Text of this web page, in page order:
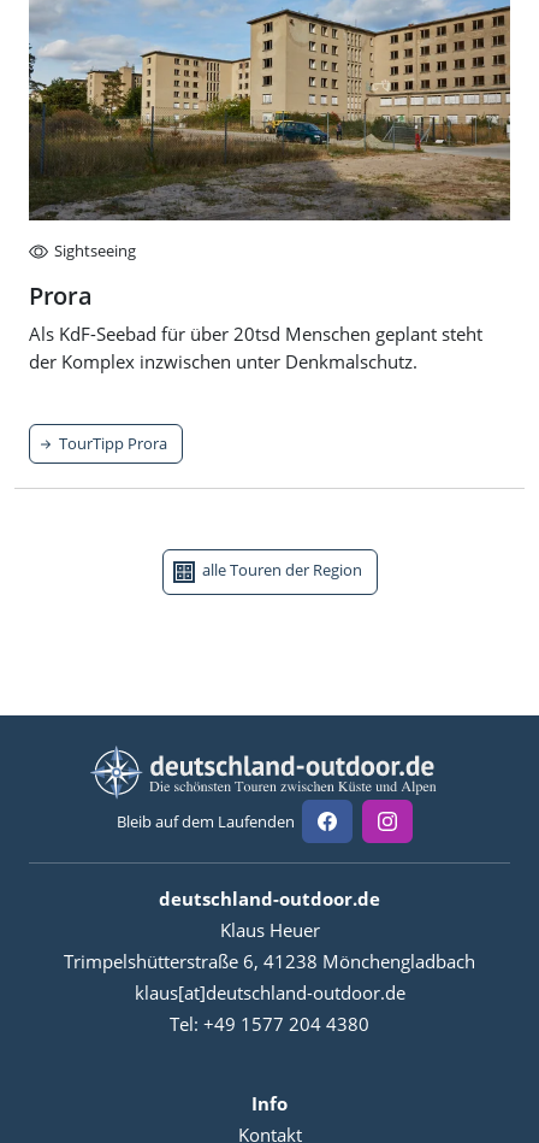
Sightseeing
Prora
Als KdF-Seebad für über 20tsd Menschen geplant steht
der Komplex inzwischen unter Denkmalschutz.
TourTipp Prora
alle Touren der Region
Bleib auf dem Laufenden
deutschland-outdoor.de
Klaus Heuer
Trimpelshütterstraße 6, 41238 Mönchengladbach
klaus[at]deutschland-outdoor.de
Tel: +49 1577 204 4380
Info
Kontakt